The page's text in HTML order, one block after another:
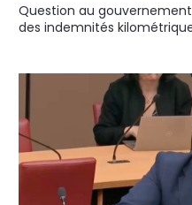
Question au
des indemnités